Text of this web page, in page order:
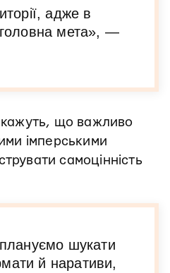
адже в
мета», —
кажуть, що важливо
імперськими
самоцінність
шукати
й наративи,